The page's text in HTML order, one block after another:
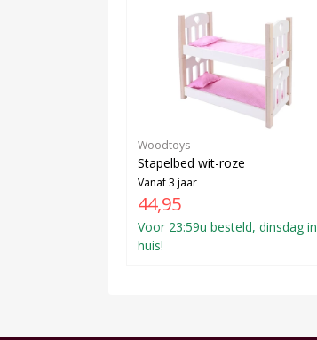
Woodtoys
Stapelbed wit-roze
Vanaf 3 jaar
44,95
Voor 23:59u besteld, dinsdag in
huis!